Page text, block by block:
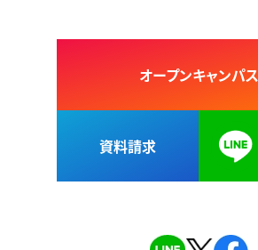
オープンキャンパス
資料請求